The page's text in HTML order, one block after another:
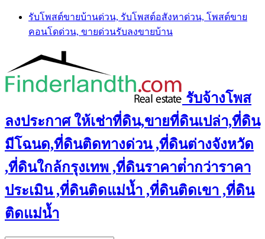
Skip
content
รับโพสต์ขายบ้านด่วน, รับโพสต์อสังหาด่วน, โพสต์ขาย
คอนโดด่วน, ขายด่วนรับลงขายบ้าน
รับจ้างโพส
ลงประกาศ ให้เช่าที่ดิน,ขายที่ดินเปล่า,ที่ดิน
มีโฉนด,ที่ดินติดทางด่วน ,ที่ดินต่างจังหวัด
,ที่ดินใกล้กรุงเทพ ,ที่ดินราคาต่ํากว่าราคา
ประเมิน ,ที่ดินติดแม่น้ำ ,ที่ดินติดเขา ,ที่ดิน
ติดแม่น้ำ